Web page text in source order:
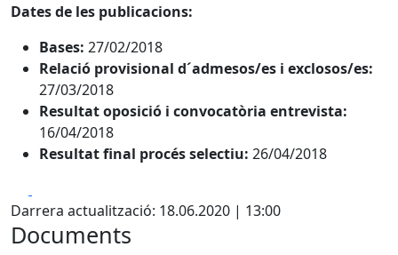
Dates de les publicacions:
Bases: 27/02/2018
Relació provisional d´admesos/es i exclosos/es:
27/03/2018
Resultat oposició i convocatòria entrevista:
16/04/2018
Resultat final procés selectiu: 26/04/2018
Darrera actualització: 18.06.2020 | 13:00
Documents